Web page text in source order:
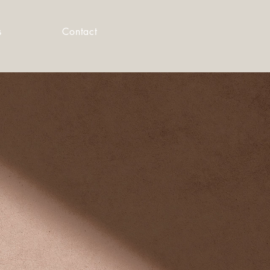
Contact
• VIDÉO